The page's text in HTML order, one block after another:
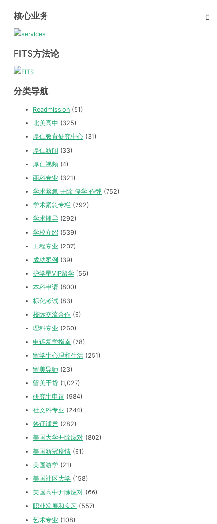
核心业务
FITS方法论
分类导航
Readmission (51)
北美高中 (325)
厚仁教育研究中心 (31)
厚仁新闻 (33)
厚仁视频 (4)
商科专业 (321)
学术紧急 开除 停学 作弊 (752)
学术紧急专栏 (292)
学术辅导 (292)
学校介绍 (539)
工程专业 (237)
成功案例 (39)
护学星VIP留学 (56)
本科申请 (800)
标化考试 (83)
校际交流合作 (6)
理科专业 (260)
申诉复学指南 (28)
留学生心理和生活 (251)
留美导师 (23)
留美干货 (1,027)
研究生申请 (984)
社文科专业 (244)
签证辅导 (282)
美国大学开除应对 (802)
美国新冠疫情 (61)
美国游学 (21)
美国社区大学 (158)
美国高中开除应对 (66)
职业发展和实习 (557)
艺术专业 (108)